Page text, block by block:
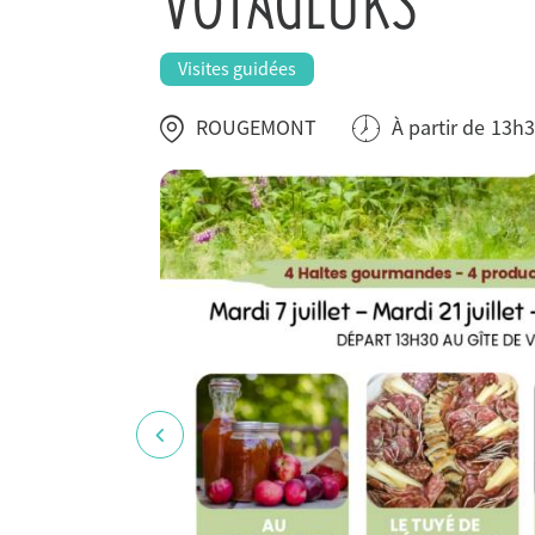
Visites guidées
ROUGEMONT À partir de